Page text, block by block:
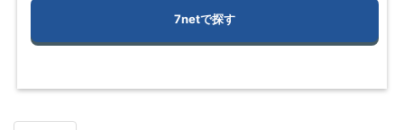
7netで探す